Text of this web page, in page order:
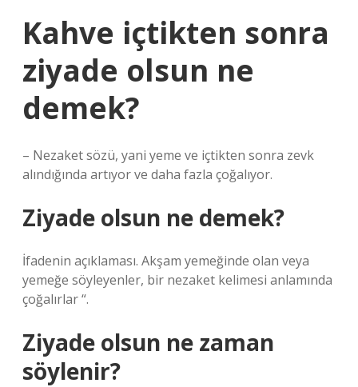
Kahve içtikten sonra
ziyade olsun ne
demek?
– Nezaket sözü, yani yeme ve içtikten sonra zevk
alındığında artıyor ve daha fazla çoğalıyor.
Ziyade olsun ne demek?
İfadenin açıklaması. Akşam yemeğinde olan veya
yemeğe söyleyenler, bir nezaket kelimesi anlamında
çoğalırlar “.
Ziyade olsun ne zaman
söylenir?